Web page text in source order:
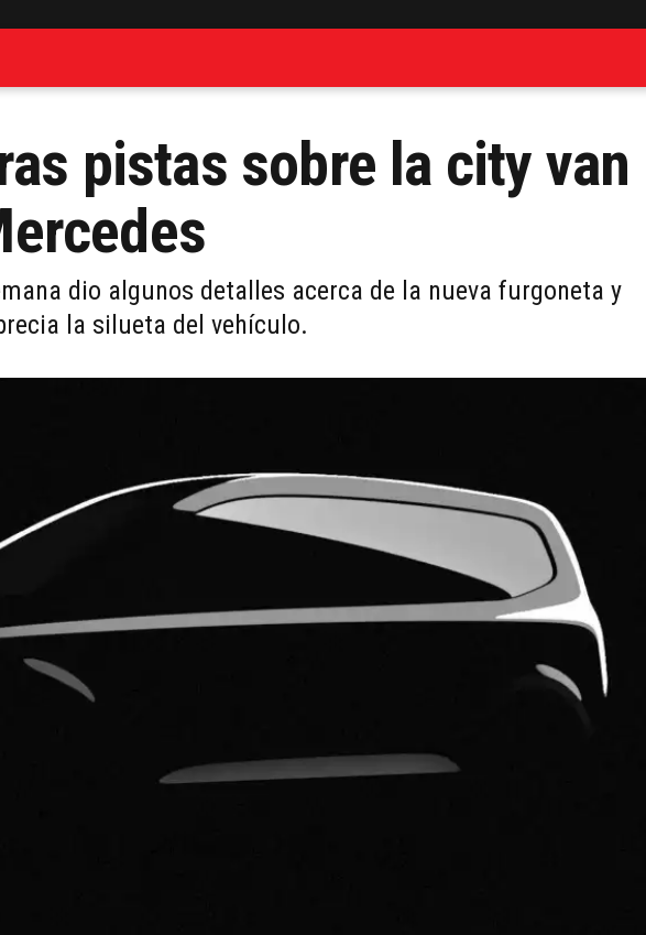
pistas sobre la city van
dio algunos detalles acerca de la nueva furgoneta y
la silueta del vehículo.